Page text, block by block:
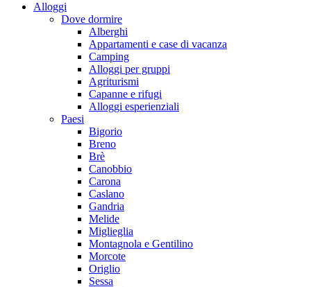
Alloggi
Dove dormire
Alberghi
Appartamenti e case di vacanza
Camping
Alloggi per gruppi
Agriturismi
Capanne e rifugi
Alloggi esperienziali
Paesi
Bigorio
Breno
Brè
Canobbio
Carona
Caslano
Gandria
Melide
Miglieglia
Montagnola e Gentilino
Morcote
Origlio
Sessa